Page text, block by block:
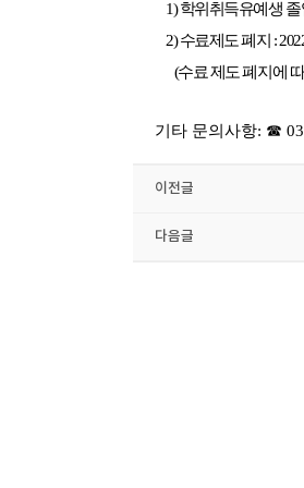
1) 학위취득유예생 졸
2) 수료제도 폐지 :
(수료 제도 폐지에 따
기타 문의사항: ☎
이전글
다음글